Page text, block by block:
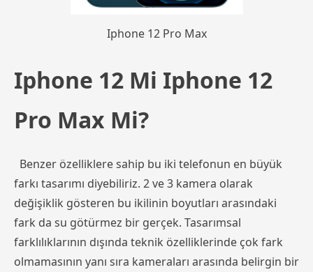
Iphone 12 Pro Max
Iphone 12 Mi Iphone 12
Pro Max Mi?
Benzer özelliklere sahip bu iki telefonun en büyük
farkı tasarımı diyebiliriz. 2 ve 3 kamera olarak
değişiklik gösteren bu ikilinin boyutları arasındaki
fark da su götürmez bir gerçek. Tasarımsal
farklılıklarının dışında teknik özelliklerinde çok fark
olmamasının yanı sıra kameraları arasında belirgin bir